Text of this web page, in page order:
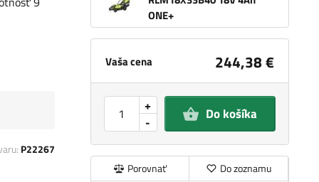
ONE+
Vaša cena 244,38 €
-
+ Do košíka
Porovnať
Do zoznamu
P22267